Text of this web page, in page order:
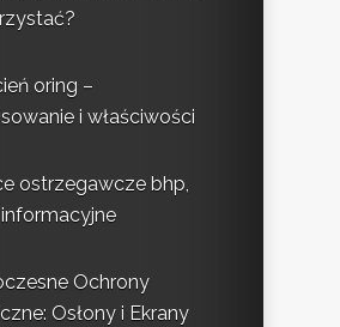
oring –
i właściwości
ostrzegawcze bhp,
Ochrony
Osłony i Ekrany